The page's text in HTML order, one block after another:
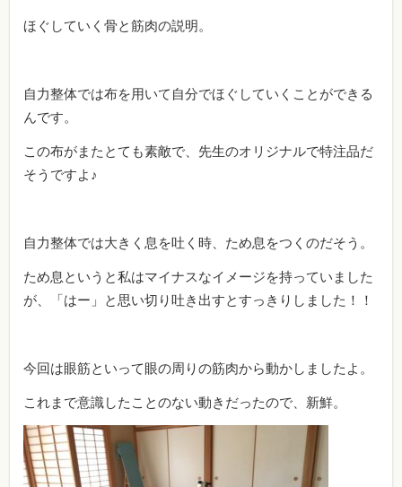
ほぐしていく骨と筋肉の説明。
自力整体では布を用いて自分でほぐしていくことができる
んです。
この布がまたとても素敵で、先生のオリジナルで特注品だ
そうですよ♪
自力整体では大きく息を吐く時、ため息をつくのだそう。
ため息というと私はマイナスなイメージを持っていました
が、「はー」と思い切り吐き出すとすっきりしました！！
今回は眼筋といって眼の周りの筋肉から動かしましたよ。
これまで意識したことのない動きだったので、新鮮。